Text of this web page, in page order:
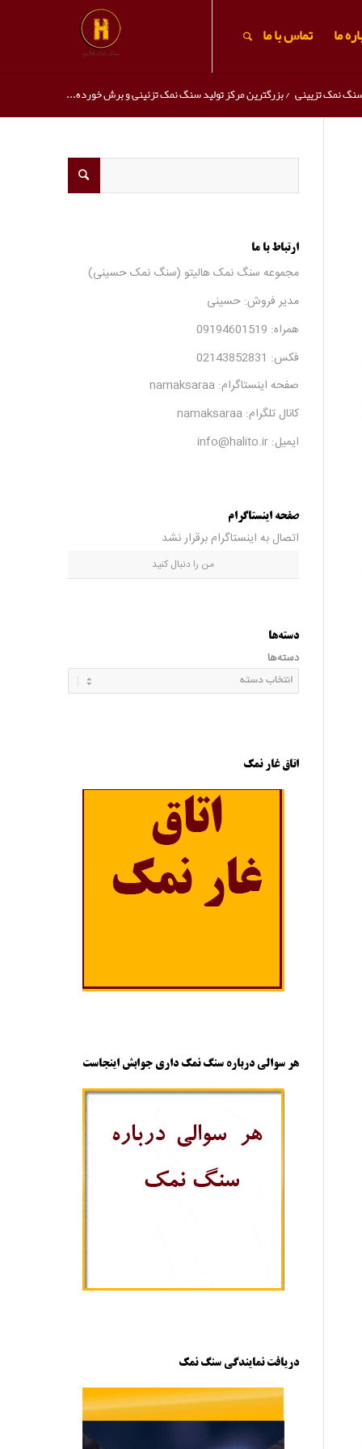
ما تماس با ما
نمک تزیینی /بزرگترین مرکز تولید سنگ نمک تزئینی و برش خورده...
ارتباط با ما
مجموعه سنگ نمک هالیتو (سنگ نمک حسینی)
مدیر فروش: حسینی
همراه: 09194601519
فکس: 02143852831
صفحه اینستاگرام: namaksaraa
کانال تلگرام: namaksaraa
ایمیل: info@halito.ir
صفحه اینستاگرام
اتصال به اینستاگرام برقرار نشد
من را دنبال کنید
دسته‌ها
دسته‌ها
اتاق غار نمک
هر سوالی درباره سنگ نمک داری جوابش اینجاست
دریافت نمایندگی سنگ نمک